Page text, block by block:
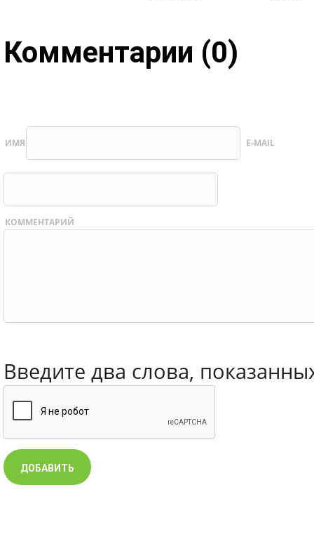
Комментарии (0)
ИМЯ E-MAIL
КОММЕНТАРИЙ
Введите два слова,